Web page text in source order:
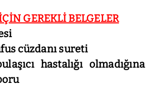
GEREKLİ BELGELER
cüzdanı sureti
hastalığı olmadığına